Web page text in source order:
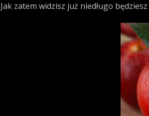
Jak zatem widzisz już niedługo